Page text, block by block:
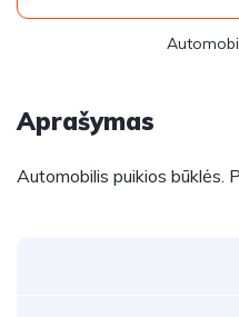
Aprašymas
Automobilis puikios būklės.